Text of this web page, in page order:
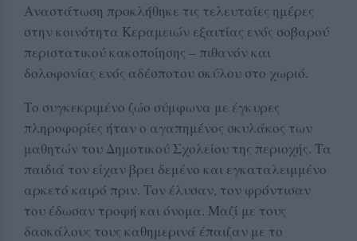
Αναστάτωση προκλήθηκε τις τελευταίες ημέρες
στην κοινότητα Κεραμειών εξαιτίας ενός σοβαρού
περιστατικού κακοποίησης – πιθανόν και
δολοφονίας ενός αδέσποτου σκύλου στο χωριό.
Το συγκεκριμένο ζώο σύμφωνα με έγκυρες
πληροφορίες ήταν ο αγαπημένος σκυλάκος των
μαθητών του Δημοτικού Σχολείου της περιοχής. Τα
παιδιά τον είχαν βρει δεμένο και εγκαταλειμμένο
αρκετό καιρό πριν. Τον έλυσαν, τον φρόντισαν
του έδωσαν τροφή και όνομα. Μαζί με τους
δασκάλους τους καθημερινά έπαιζαν με το